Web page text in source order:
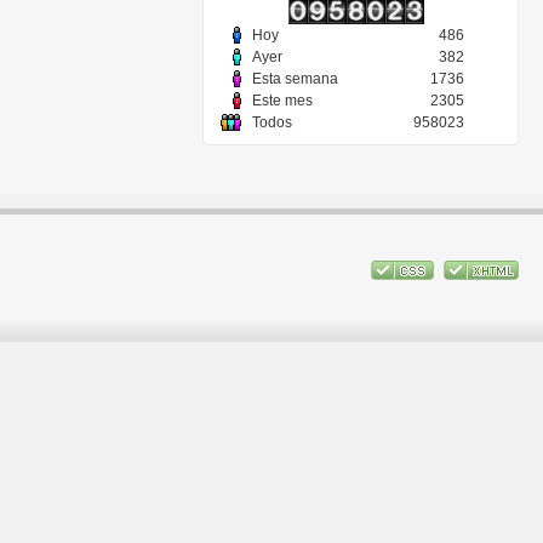
Hoy
486
Ayer
382
Esta semana
1736
Este mes
2305
Todos
958023